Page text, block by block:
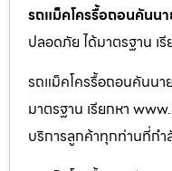
รถแม็คโครรื้อถอนคันน
ปลอดภัย ได้มาตรฐาน เ
รถแม็คโครรื้อถอนคันนา
มาตรฐาน เรียกหา
บริการลูกค้าทุกท่านที่ก